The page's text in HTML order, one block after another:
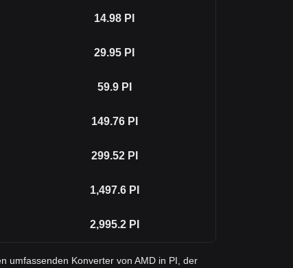
14.98 PI
29.95 PI
59.9 PI
149.76 PI
299.52 PI
1,497.6 PI
2,995.2 PI
umfassenden Konverter von AMD in PI, der